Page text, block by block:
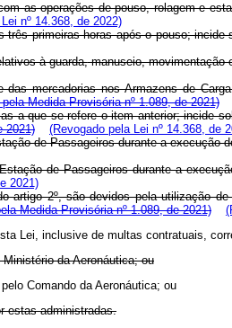
as operações de pouso, rolagem e
nº 14.368, de 2022)
três primeiras horas após o pouso;
à guarda, manuseio, movimentação
mercadorias nos Armazens de
Medida Provisória nº 1.089, de 2021)
a que se refere o item
2021)
(Revogado pela Lei nº 14.368, de
de Passageiros durante a
de Passageiros durante a
2021)
artigo 2º, são devidos pela utilização
Medida Provisória nº 1.089, de 2021)
Lei, inclusive de multas contratuais,
da Aeronáutica; ou
pelo Comando da Aeronáutica;
estas administradas.